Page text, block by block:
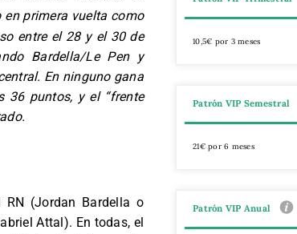
primera vuelta como
entre el 28 y el 30 de
Bardella/Le Pen y
En ninguno gana
36 puntos, y el “frente
(Jordan Bardella o
Attal). En todas, el
10,5€ por 3 meses
Patrón VIP Semestral
21€ por 6 meses
Patrón VIP Anual